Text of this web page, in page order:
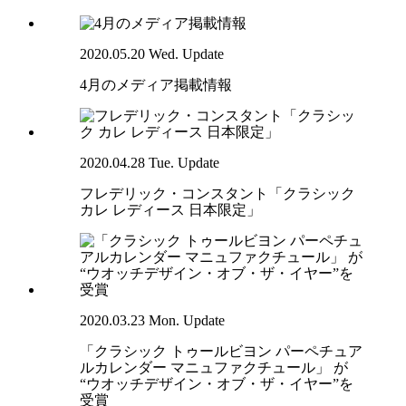
2020.05.20 Wed. Update
4月のメディア掲載情報
2020.04.28 Tue. Update
フレデリック・コンスタント「クラシック
カレ レディース 日本限定」
2020.03.23 Mon. Update
「クラシック トゥールビヨン パーペチュア
ルカレンダー マニュファクチュール」 が
“ウオッチデザイン・オブ・ザ・イヤー”を
受賞